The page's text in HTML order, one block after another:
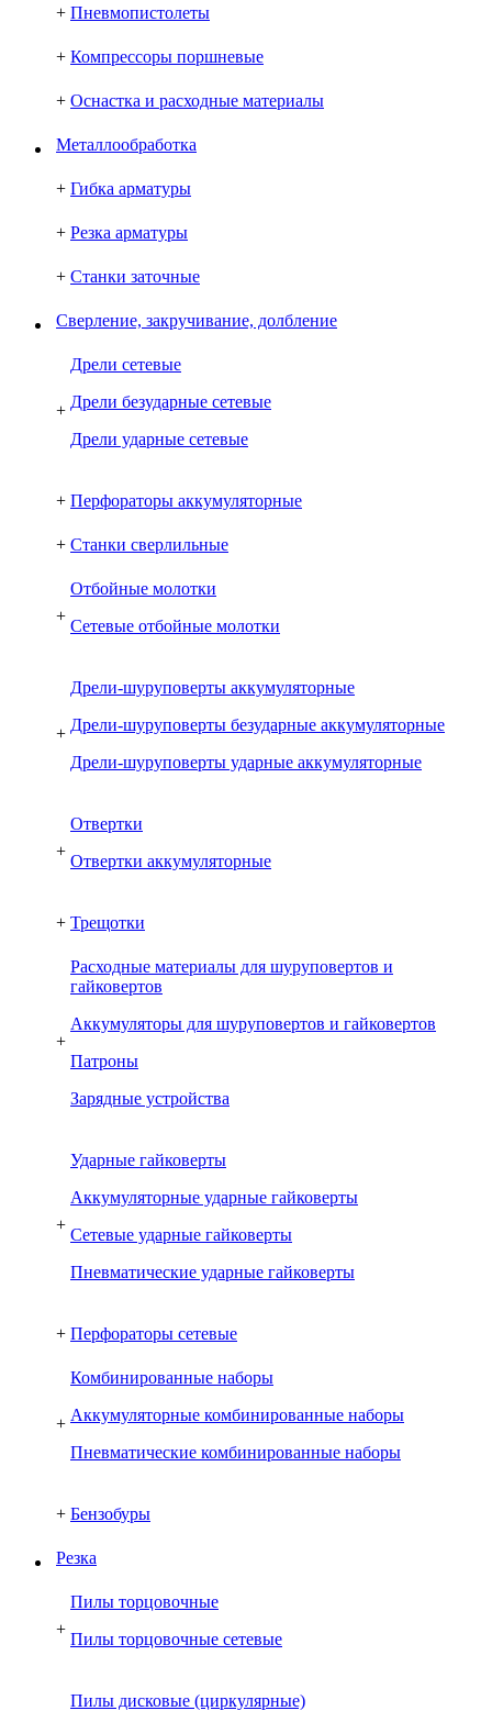
+ Пневмопистолеты
+ Компрессоры поршневые
+ Оснастка и расходные материалы
Металлообработка
+ Гибка арматуры
+ Резка арматуры
+ Станки заточные
Сверление, закручивание, долбление
+
Дрели сетевые
Дрели безударные сетевые
Дрели ударные сетевые
+ Перфораторы аккумуляторные
+ Станки сверлильные
+
Отбойные молотки
Сетевые отбойные молотки
+
Дрели-шуруповерты аккумуляторные
Дрели-шуруповерты безударные аккумуляторные
Дрели-шуруповерты ударные аккумуляторные
+
Отвертки
Отвертки аккумуляторные
+ Трещотки
+
Расходные материалы для шуруповертов и
гайковертов
Аккумуляторы для шуруповертов и гайковертов
Патроны
Зарядные устройства
+
Ударные гайковерты
Аккумуляторные ударные гайковерты
Сетевые ударные гайковерты
Пневматические ударные гайковерты
+ Перфораторы сетевые
+
Комбинированные наборы
Аккумуляторные комбинированные наборы
Пневматические комбинированные наборы
+ Бензобуры
Резка
+
Пилы торцовочные
Пилы торцовочные сетевые
Пилы дисковые (циркулярные)